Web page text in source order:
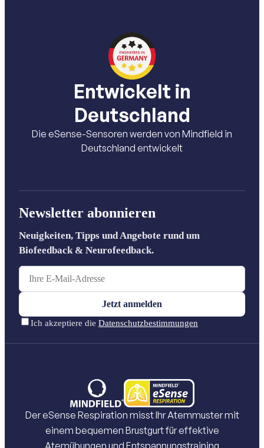
Entwickelt in
Deutschland
Die eSense-Sensoren werden von Mindfield in
Deutschland entwickelt
Der eSense Respiration misst Ihr Atemmuster mit
einem bequemen Brustgurt für effektive
Atemübungen und Entspannungstraining